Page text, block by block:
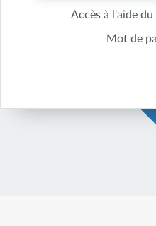
Accès à l'aide
Mot de